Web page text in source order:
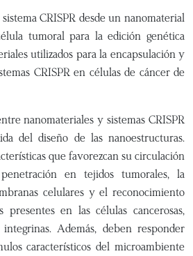
CRISPR desde un nanomaterial
tumoral para la edición genética
utilizados para la encapsulación y
CRISPR en células de cáncer de
nanomateriales y sistemas CRISPR
del diseño de las nanoestructuras.
que favorezcan su circulación
en tejidos tumorales, la
celulares y el reconocimiento
presentes en las células cancerosas,
Además, deben responder
característicos del microambiente